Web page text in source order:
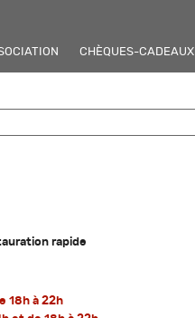
CHÈQUES-CADEAUX
rapide
18h à 22h